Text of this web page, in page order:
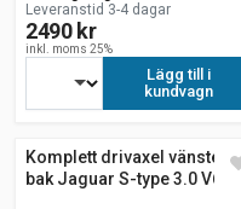
Leveranstid 3-4 dagar
2490 kr
inkl. moms 25%
Lägg till i
kundvagn
Komplett drivaxel vänster
bak Jaguar S-type 3.0 V6